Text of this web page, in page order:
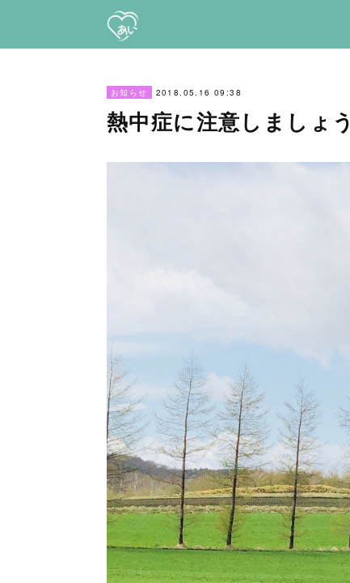
お知らせ 2018.05.16 09:38
熱中症に注意しましょう